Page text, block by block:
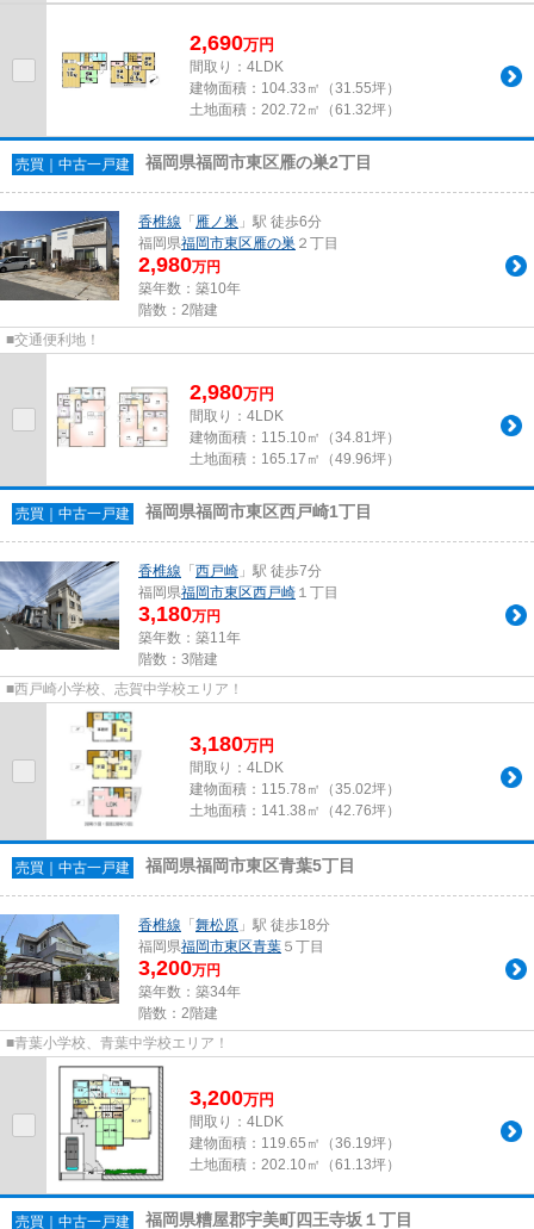
2,690万円
間取り：4LDK
建物面積： 104.33㎡（31.55坪）
土地面積： 202.72㎡（61.32坪）
売買｜中古一戸建 福岡県福岡市東区雁の巣2丁目
香椎線 「 雁ノ巣 」駅 徒歩6分
福岡県福岡市東区雁の巣 ２丁目
2,980万円
築年数：築10年
階数：2階建
■交通便利地！
2,980万円
間取り：4LDK
建物面積： 115.10㎡（34.81坪）
土地面積： 165.17㎡（49.96坪）
売買｜中古一戸建 福岡県福岡市東区西戸崎1丁目
香椎線 「 西戸崎 」駅 徒歩7分
福岡県福岡市東区西戸崎 １丁目
3,180万円
築年数：築11年
階数：3階建
■西戸崎小学校、志賀中学校エリア！
3,180万円
間取り：4LDK
建物面積： 115.78㎡（35.02坪）
土地面積： 141.38㎡（42.76坪）
売買｜中古一戸建 福岡県福岡市東区青葉5丁目
香椎線 「 舞松原 」駅 徒歩18分
福岡県福岡市東区青葉 ５丁目
3,200万円
築年数：築34年
階数：2階建
■青葉小学校、青葉中学校エリア！
3,200万円
間取り：4LDK
建物面積： 119.65㎡（36.19坪）
土地面積： 202.10㎡（61.13坪）
売買｜中古一戸建 福岡県糟屋郡宇美町四王寺坂１丁目